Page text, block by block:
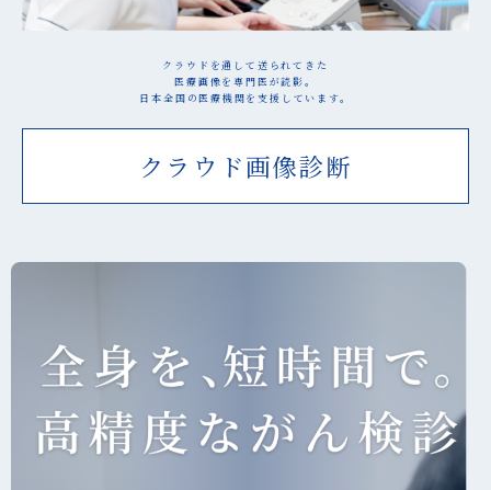
クラウドを通して送られてきた
医療画像を専門医が読影。
日本全国の医療機関を支援しています。
クラウド画像診断